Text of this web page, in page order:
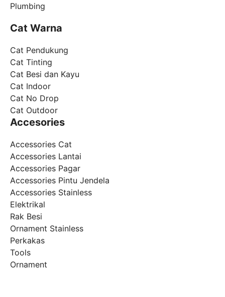
Plumbing
Cat Warna
Cat Pendukung
Cat Tinting
Cat Besi dan Kayu
Cat Indoor
Cat No Drop
Cat Outdoor
Accesories
Accessories Cat
Accessories Lantai
Accessories Pagar
Accessories Pintu Jendela
Accessories Stainless
Elektrikal
Rak Besi
Ornament Stainless
Perkakas
Tools
Ornament